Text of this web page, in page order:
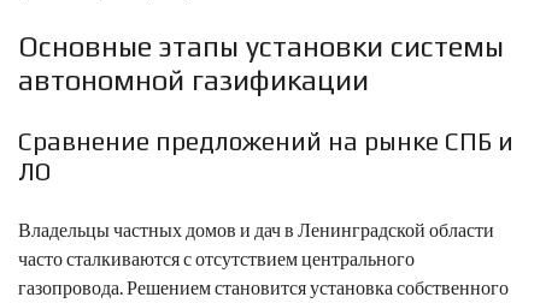
Основные этапы установки системы
автономной газификации
Сравнение предложений на рынке СПБ и
ЛО
Владельцы частных домов и дач в Ленинградской области
часто сталкиваются с отсутствием центрального
газопровода. Решением становится установка собственного